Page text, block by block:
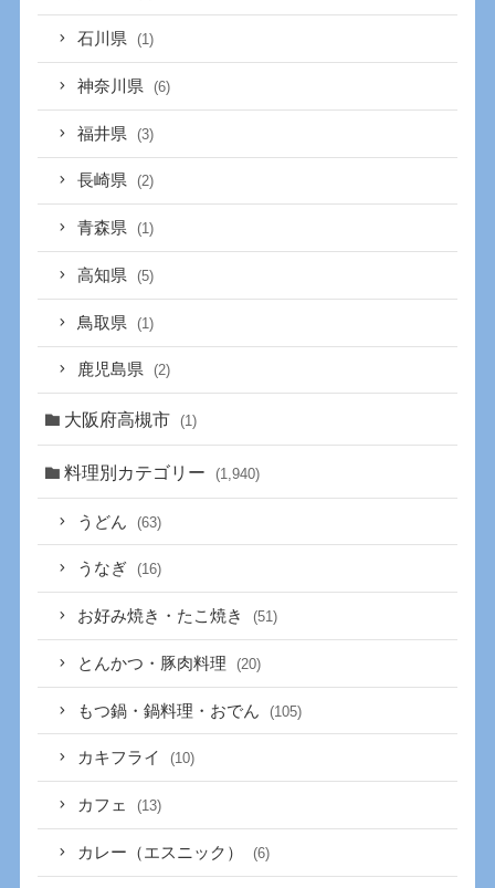
石川県 (1)
神奈川県 (6)
福井県 (3)
長崎県 (2)
青森県 (1)
高知県 (5)
鳥取県 (1)
鹿児島県 (2)
大阪府高槻市 (1)
料理別カテゴリー (1,940)
うどん (63)
うなぎ (16)
お好み焼き・たこ焼き (51)
とんかつ・豚肉料理 (20)
もつ鍋・鍋料理・おでん (105)
カキフライ (10)
カフェ (13)
カレー（エスニック） (6)